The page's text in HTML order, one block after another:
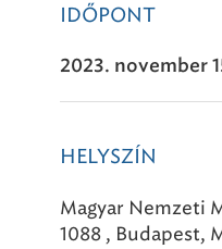
IDŐPONT
2023. november
HELYSZÍN
Magyar Nemzeti
1088 , Budapest,